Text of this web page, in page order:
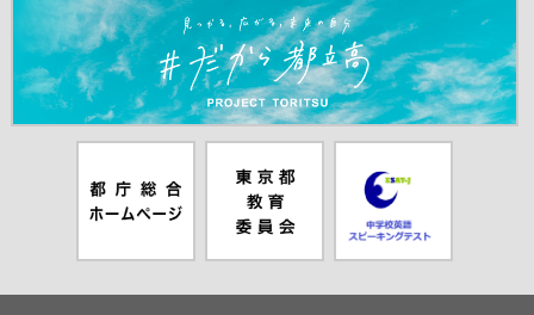
＃だから都立高（別ウインドウが開きます）
ムページ（別
ウインドウが
員会（別ウイ
ンドウが開き
ピーキングテ
スト（別ウイ
ンドウが開き